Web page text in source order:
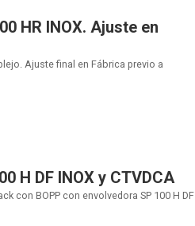
HR INOX. Ajuste en
Ajuste final en Fábrica previo a
H DF INOX y CTVDCA
con BOPP con envolvedora SP 100 H DF